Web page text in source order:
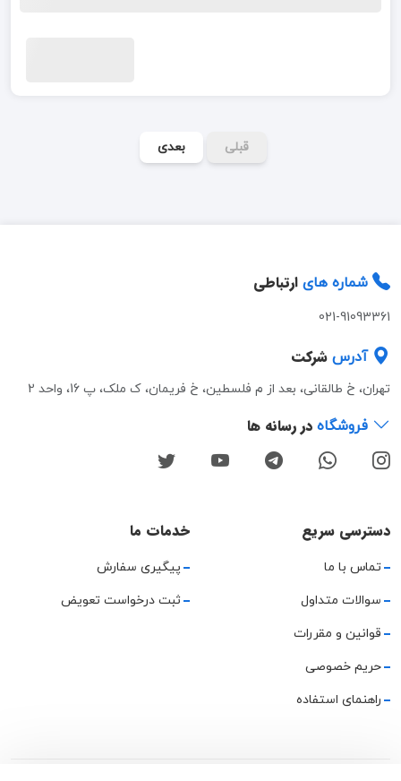
قبلی بعدی
شماره های ارتباطی
021-91093361
آدرس شرکت
تهران، خ طالقانی، بعد از م فلسطین، خ فریمان، ک ملک، پ 16، واحد 2
فروشگاه در رسانه ها
دسترسی سریع
تماس با ما
سوالات متداول
قوانین و مقررات
حریم خصوصی
راهنمای استفاده
خدمات ما
پیگیری سفارش
ثبت درخواست تعویض